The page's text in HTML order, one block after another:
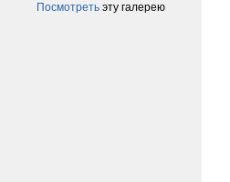
Посмотреть эту галерею